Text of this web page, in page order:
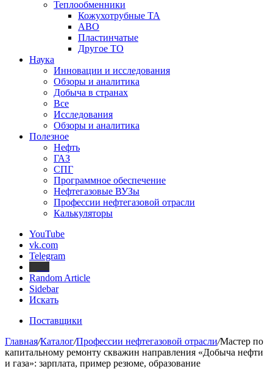
Теплообменники
Кожухотрубные ТА
АВО
Пластинчатые
Другое ТО
Наука
Инновации и исследования
Обзоры и аналитика
Добыча в странах
Все
Исследования
Обзоры и аналитика
Полезное
Нефть
ГАЗ
СПГ
Программное обеспечение
Нефтегазовые ВУЗы
Профессии нефтегазовой отрасли
Калькуляторы
YouTube
vk.com
Telegram
Random Article
Sidebar
Искать
Поставщики
Главная/Каталог/Профессии нефтегазовой отрасли/Мастер по
капитальному ремонту скважин направления «Добыча нефти
и газа»: зарплата, пример резюме, образование